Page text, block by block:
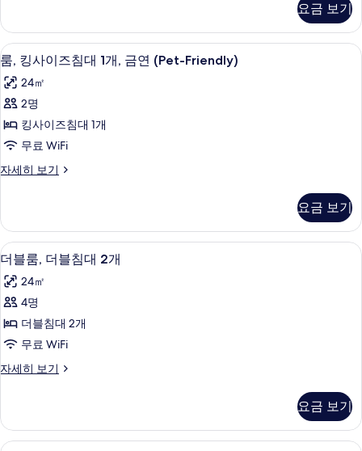
Shower)
사
진
모
두
보
기
Shower)
자
세
히
보
기
연
(Pet-
Friendly)
사
진
모
두
보
대
개,
금
연
(Pet-
자
세
보
요금 보기
룸,
킹
사
이
즈
대
개,
금
연
(Pet-
Friendly)
사
진
모
기
4
룸, 킹사이즈침대 1개, 금연 (Pet-Friendly)
24㎡
2명
킹사이즈침대 1개
무료 WiFi
자세히 보기
룸,
즈
침
대
개,
금
(Pet-
Friendly)
세
요금 보기
더
블
룸,
더
블
대
개
사
4
더블룸, 더블침대 2개
24㎡
4명
더블침대 2개
무료 WiFi
자세히 보기
더
블
침
요금 보기